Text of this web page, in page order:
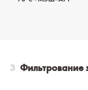
Фильтрование